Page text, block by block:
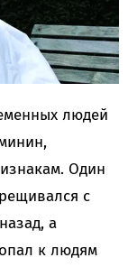
людей
Один
с
а
к людям